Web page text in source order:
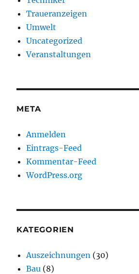
Traueranzeigen
Umwelt
Uncategorized
Veranstaltungen
META
Anmelden
Eintrags-Feed
Kommentar-Feed
WordPress.org
KATEGORIEN
Auszeichnungen (30)
Bau (8)